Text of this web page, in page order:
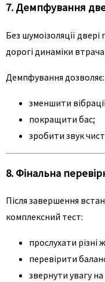
7. Демпфування
Без шумоізоляції
дорогі динаміки
Демпфування дозволяє:
зменшити
покращити бас;
зробити звук
8. Фінальна
Після завершення
комплексний тест:
прослухати різні
перевірити
звернути увагу